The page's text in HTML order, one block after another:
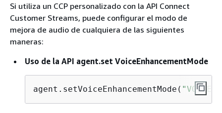
Si utiliza un CCP personalizado con la API Connect
Customer Streams, puede configurar el modo de
mejora de audio de cualquiera de las siguientes
maneras:
Uso de la API agent.set VoiceEnhancementMode
agent.setVoiceEnhancementMode(